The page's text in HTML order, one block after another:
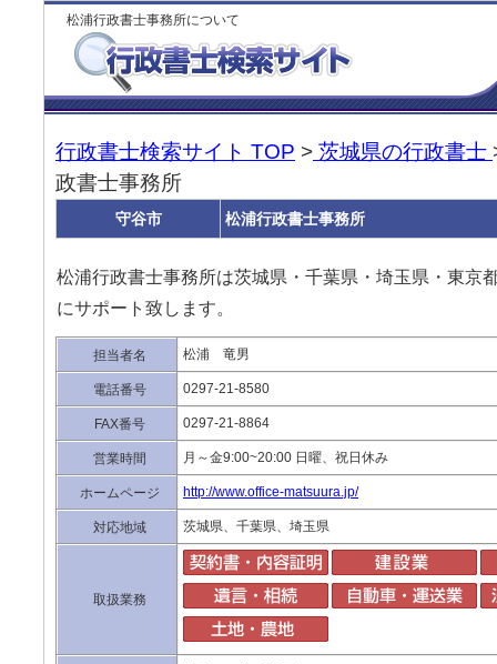
松浦行政書士事務所について
行政書士検索サイト TOP > 茨城県の行政書士
政書士事務所
守谷市 松浦行政書士事務所
松浦行政書士事務所は茨城県・千葉県・埼玉県・東京
にサポート致します。
担当者名 松浦 竜男
電話番号 0297-21-8580
FAX番号 0297-21-8864
営業時間 月～金9:00~20:00 日曜、祝日休み
ホームページ http://www.office-matsuura.jp/
対応地域 茨城県、千葉県、埼玉県
取扱業務